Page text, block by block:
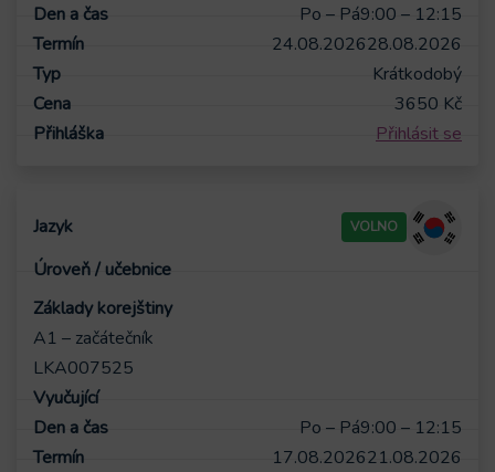
Po – Pá9:00 – 12:15
24.08.202628.08.2026
Krátkodobý
3650 Kč
Přihlásit se
VOLNO
Základy korejštiny
A1 – začátečník
LKA007525
Po – Pá9:00 – 12:15
17.08.202621.08.2026